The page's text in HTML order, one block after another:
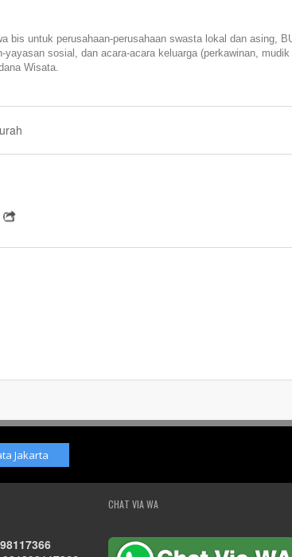
bis untuk perusahaan-perusahaan swasta lokal dan asing,
yayasan sosial, dan acara-acara keluarga (perkawinan,
Wisata.
Jakarta
CHAT VIA WA